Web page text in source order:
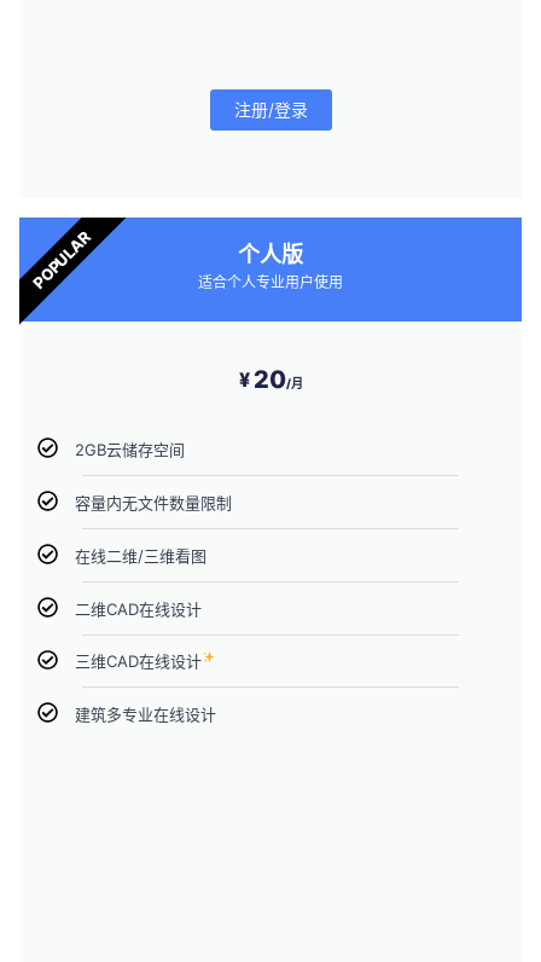
注册/登录
个人版
适合个人专业用户使用
¥ 20/月
2GB云储存空间
容量内无文件数量限制
在线二维/三维看图
二维CAD在线设计
三维CAD在线设计
建筑多专业在线设计
POPULAR